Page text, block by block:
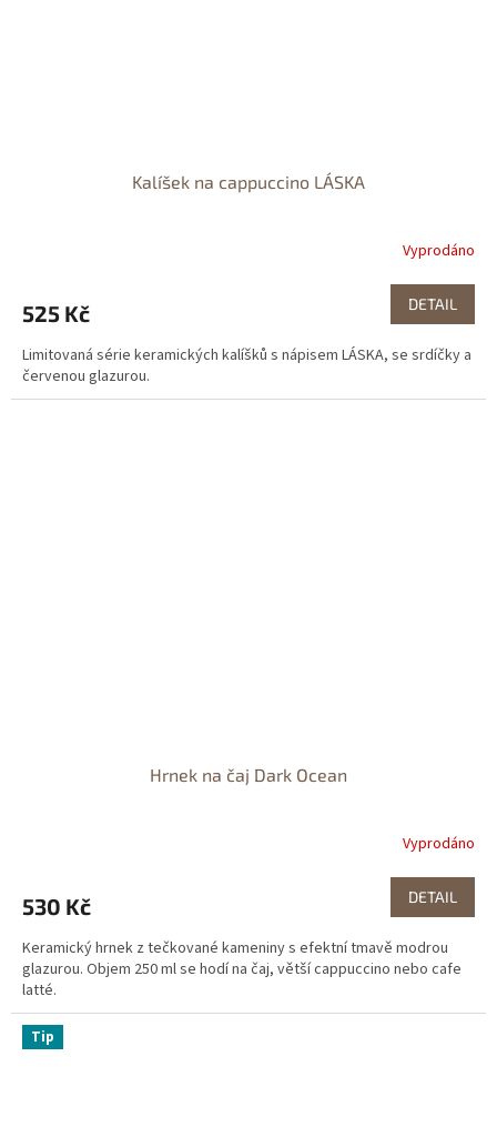
Kalíšek na cappuccino LÁSKA
Vyprodáno
525 Kč DETAIL
Limitovaná série keramických kalíšků s nápisem LÁSKA, se srdíčky a
červenou glazurou.
Hrnek na čaj Dark Ocean
Vyprodáno
530 Kč DETAIL
Keramický hrnek z tečkované kameniny s efektní tmavě modrou
glazurou. Objem 250 ml se hodí na čaj, větší cappuccino nebo cafe
latté.
Tip